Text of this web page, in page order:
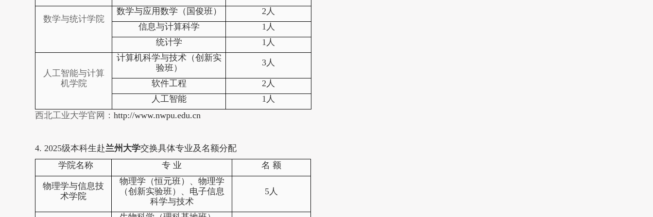
数学与统计学院
数学与应用数学（国俊班） 2 人
信息与计算科学
1 人
统计学
1 人
人工智能与计算
机学院
计算机科学与技术（创新实
验班）
3人
软件工程 2 人
人工智能
1人
西北工业大学官网： http://www.nwpu.edu.cn
4. 2025级本科生赴兰州大学交换具体专业及名额分配
学院名称
专 业 名 额
物理学与信息技
术学院
物理学（恒元班）、物理学
（创新实验班）、电子信息
科学与技术
5人